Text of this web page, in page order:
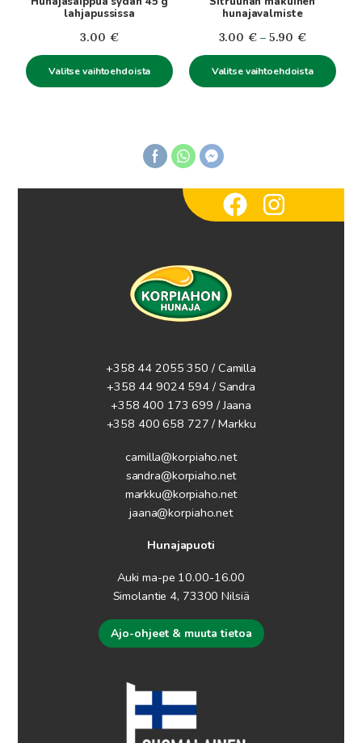
lahjapussissa
3.00 €
Valitse vaihtoehdoista
sivulla.
hunajavalmiste
3.00 € – 5.90 €
3.00€
-
5.90€
Valitse vaihtoehdoista
sivulla.
+358 44 2055 350 / Camilla
+358 44 9024 594 / Sandra
+358 400 173 699 / Jaana
+358 400 658 727 / Markku
camilla@korpiaho.net
sandra@korpiaho.net
markku@korpiaho.net
jaana@korpiaho.net
Hunajapuoti
Auki ma-pe 10.00-16.00
Simolantie 4, 73300 Nilsiä
Ajo-ohjeet & muuta tietoa